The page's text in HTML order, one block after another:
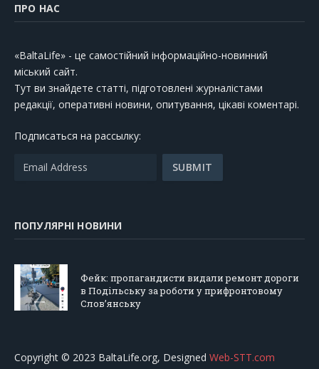
ПРО НАС
«BaltaLife» - це самостійний інформаційно-новинний
міський сайт.
Тут ви знайдете статті, підготовлені журналістами
редакції, оперативні новини, опитування, цікаві коментарі.
Подписаться на рассылку:
ПОПУЛЯРНІ НОВИНИ
Фейк: пропагандисти видали ремонт дороги
в Подільську за роботи у прифронтовому
Слов’янську
Copyright © 2023 BaltaLife.org, Designed Web-STT.com